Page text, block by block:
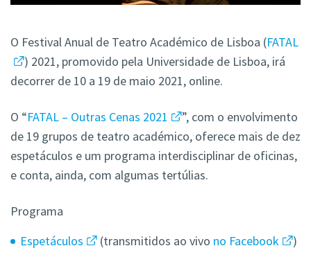
O Festival Anual de Teatro Académico de Lisboa (FATAL
) 2021, promovido pela Universidade de Lisboa, irá
decorrer de 10 a 19 de maio 2021, online.
O “FATAL – Outras Cenas 2021
”, com o envolvimento
de 19 grupos de teatro académico, oferece mais de dez
espetáculos e um programa interdisciplinar de oficinas,
e conta, ainda, com algumas tertúlias.
Programa
Espetáculos
(transmitidos ao vivo no Facebook
)